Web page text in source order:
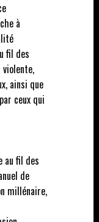
à
fil des
ainsi que
ceux qui
au fil des
de
millénaire,